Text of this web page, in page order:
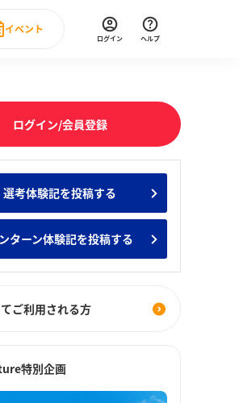
ング みんなのインターン人気企業ランキ
ー
イベント
直近のイベント一覧
ログイン ヘルプ
ログイン/会員登録
選考体験記を投稿する
ターン体験記を投稿する
ご利用される方
特別企画